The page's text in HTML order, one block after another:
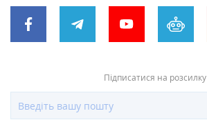
Підписатися на розсилку